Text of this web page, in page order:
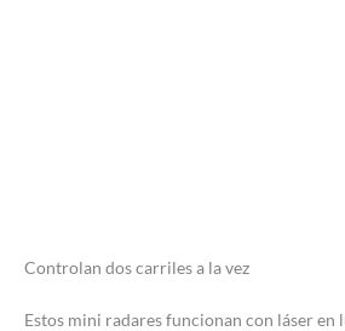
Controlan dos carriles a la vez
Estos mini radares funcionan con láser en